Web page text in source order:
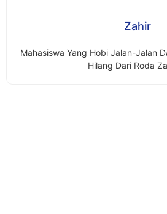
Zahir
Mahasiswa Yang Hobi Jalan-Jalan
Hilang Dari Roda